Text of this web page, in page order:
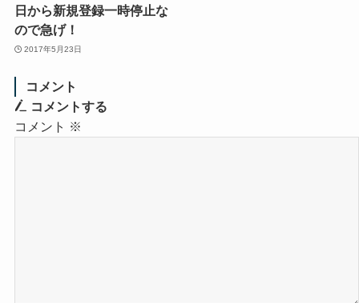
日から新規登録一時停止な
ので急げ！
2017年5月23日
コメント
コメントする
コメント ※